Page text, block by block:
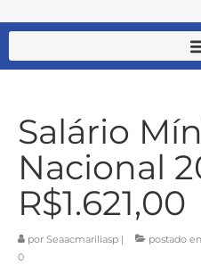
Salário
Nacional
R$1.621,00
por Seaacmariliasp | postado
0